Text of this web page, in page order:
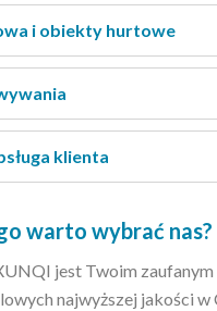
i obiekty hurtowe
klienta
warto wybrać nas?
jest Twoim
najwyższej jakości w